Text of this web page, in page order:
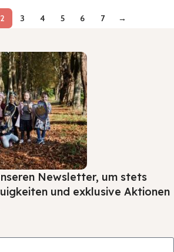
2 3 4 5 6 7 →
Newsletter, um stets
und exklusive Aktionen